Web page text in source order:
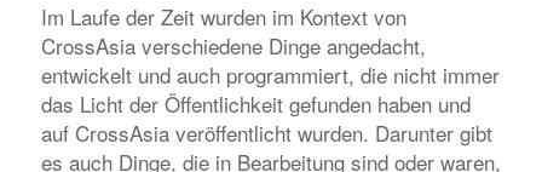
Im Laufe der Zeit wurden im Kontext von
CrossAsia verschiedene Dinge angedacht,
entwickelt und auch programmiert, die nicht immer
das Licht der Öffentlichkeit gefunden haben und
auf CrossAsia veröffentlicht wurden. Darunter gibt
es auch Dinge, die in Bearbeitung sind oder waren,